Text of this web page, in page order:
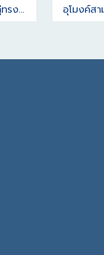
อุโมงค์สี่เหลี่ยม มินิคู่ทรงตัว อุโมงค์ส